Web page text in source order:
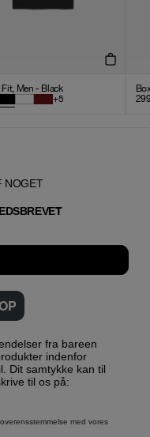
Men - Black
+5
NOGET
T
fra bareen
indenfor
til os på:
med vores